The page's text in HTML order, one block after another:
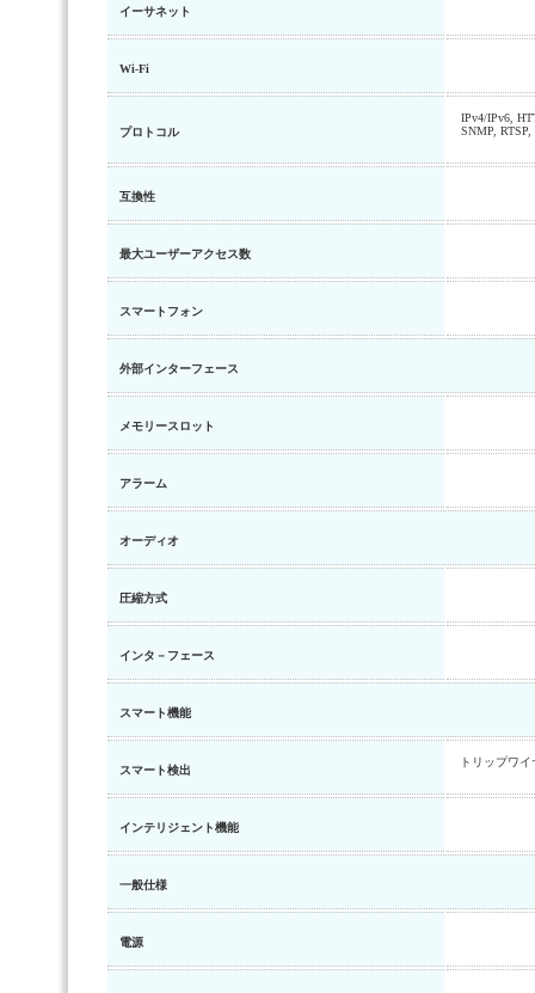
イーサネット
Wi-Fi
プロトコル
IPv4/IPv6,
SNMP,
互換性
最大ユーザーアクセス数
スマートフォン
外部インターフェース
メモリースロット
アラーム
オーディオ
圧縮方式
インタ－フェース
スマート機能
スマート検出
トリップワ
インテリジェント機能
一般仕様
電源